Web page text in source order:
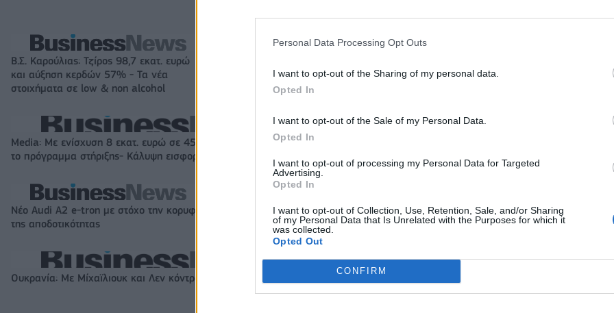
Personal Data Processing Opt Outs
I want to opt-out of the Sharing of my personal data.
Opted In
I want to opt-out of the Sale of my Personal Data.
Opted In
I want to opt-out of processing my Personal Data for Targeted
Advertising.
Opted In
I want to opt-out of Collection, Use, Retention, Sale, and/or Sharing
of my Personal Data that Is Unrelated with the Purposes for which it
was collected.
Opted Out
CONFIRM
Β.Σ. Καρούλιας: Τζίρος 98,7 εκατ. ευρώ
και αύξηση κερδών 57% - Τα νέα
στοιχήματα σε low & non alcohol
στα 550 εκατ. ευρώ – Καθαρά κέρδη 313
εκατ. ευρώ
μέσα ενημέρωσης- Ξεκίνησε το
Media: Με ενίσχυση 8 εκατ. ευρώ σε 451 επιχειρήσεις ξεκίνησε
το πρόγραμμα στήριξης- Κάλυψη εισφορών ΕΔΟΕΑΠ
Νέο Audi A2 e-tron με στόχο την κορυφή
της αποδοτικότητας
Η Chery επενδύει 75 εκατ. δολάρια στην
KG Mobility
Το FIAT 500 Hybrid τώρα από 18.990
ευρώ
Ουκρανία: Με Μίχαϊλιουκ και Λεν κόντρα στην Ελλάδα
Πάρκερ: «Όνειρό μου να κατακτήσω το ΝΒΑ Europe με τη
Βιλερμπάν» - Η διευκρινιστική ανάρτηση που έκανε